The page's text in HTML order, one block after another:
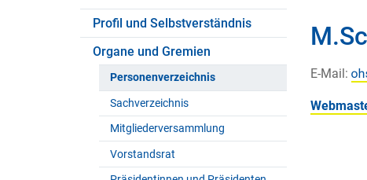
Profil und Selbstverständnis
Organe und Gremien
Personenverzeichnis
Sachverzeichnis
Mitgliederversammlung
Vorstandsrat
E-Mail: